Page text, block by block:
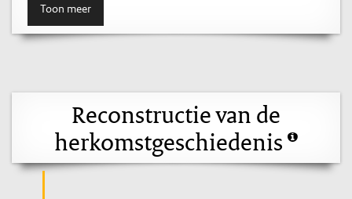
Toon meer
Reconstructie van de
herkomstgeschiedenis